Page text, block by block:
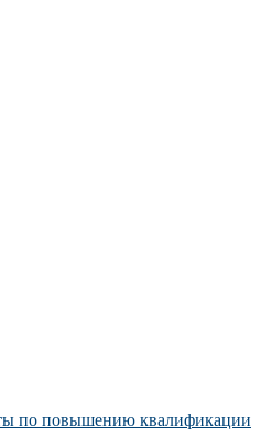
по повышению квалификации